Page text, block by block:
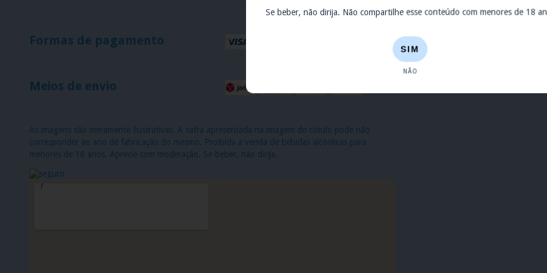
Formas de pagamento
Meios de envio
As imagens são meramente ilustrativas. A safra apresentada na imagem do rótulo pode não
corresponder ao ano de fabricação do mesmo. Proibida a venda de bebidas alcóolicas para
menores de 18 anos. Aprecie com moderação. Se beber, não dirija.
Se beber, não dirija. Não compartilhe esse conteúdo com menores de 18
SIM
NÃO